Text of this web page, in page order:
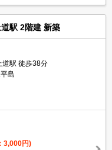
駅 2階建 新築
道駅 徒歩38分
島
3,000円)